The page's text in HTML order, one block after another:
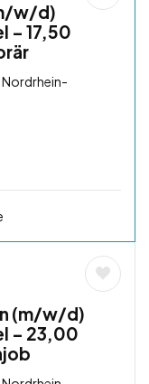
w/d)
– 17,50
(m/w/d)
– 23,00